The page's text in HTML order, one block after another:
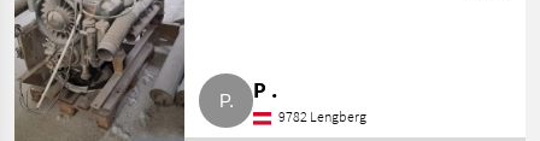
P .
9782 Lengberg